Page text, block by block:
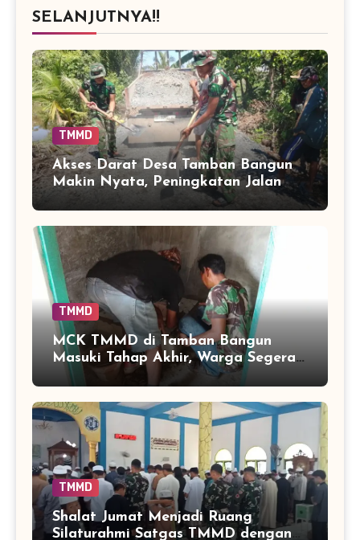
SELANJUTNYA!!
TMMD
Akses Darat Desa Tamban Bangun
Makin Nyata, Peningkatan Jalan
TMMD Sentuh 90 Persen
TMMD
MCK TMMD di Tamban Bangun
Masuki Tahap Akhir, Warga Segera
Nikmati Fasilitas Sanitasi yang
Lebih Layak
TMMD
Shalat Jumat Menjadi Ruang
Silaturahmi Satgas TMMD dengan